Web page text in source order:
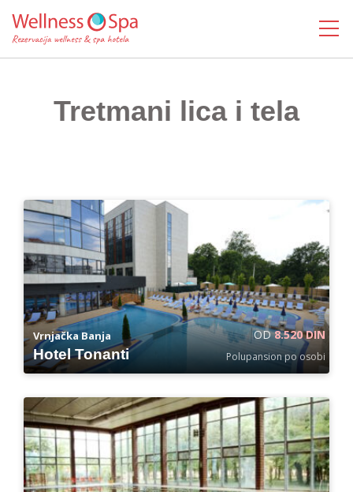
Tretmani lica i tela
Vrnjačka Banja
Hotel Tonanti
OD8.520 DIN
Polupansion po osobi